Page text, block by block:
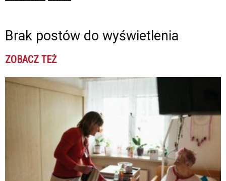
Brak postów do wyświetlenia
ZOBACZ TEŻ